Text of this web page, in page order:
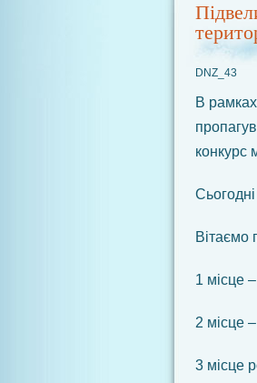
DNZ_43
В
конкурс
Вітаємо
1 місце
2 місце
3 місце